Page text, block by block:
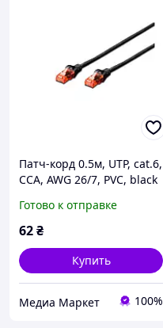
Патч-корд 0.5м, UTP, cat.6,
CCA, AWG 26/7, PVC, black
Готово к отправке
62₴
Купить
Медиа Маркет 100%